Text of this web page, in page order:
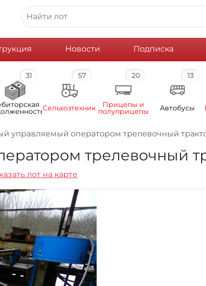
Новости Подписка
31 57
Сельхозтехника
20
Прицепы и
полуприцепы
13
Автобусы
управляемый оператором трелевочный
трелевочный
лот на карте